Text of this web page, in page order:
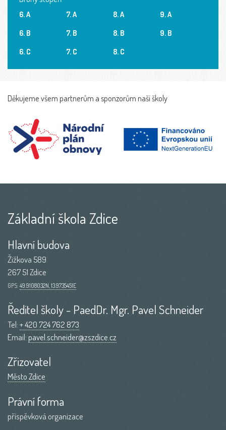
6. A
6. B
6. C
7. A
7. B
7. C
8. A
8. B
8. C
9. A
9. B
Děkujeme všem partnerům a sponzorům naší školy
Základní škola Zdice
Hlavní budova
Žižkova 589
267 51 Zdice
GPS: 49.9108032N, 13.9735451E
Ředitel školy - PaedDr. Mgr. Pavel Schneider
Tel:+ 420 724 762 873
Email:pavel.schneider@zszdice.cz
Zřizovatel
Město Zdice
Právní forma
příspěvková organizace